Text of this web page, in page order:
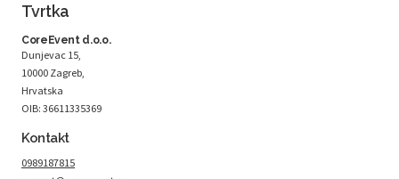
Tvrtka
CoreEvent d.o.o.
Dunjevac 15,
10000 Zagreb,
Hrvatska
OIB: 36611335369
Kontakt
0989187815